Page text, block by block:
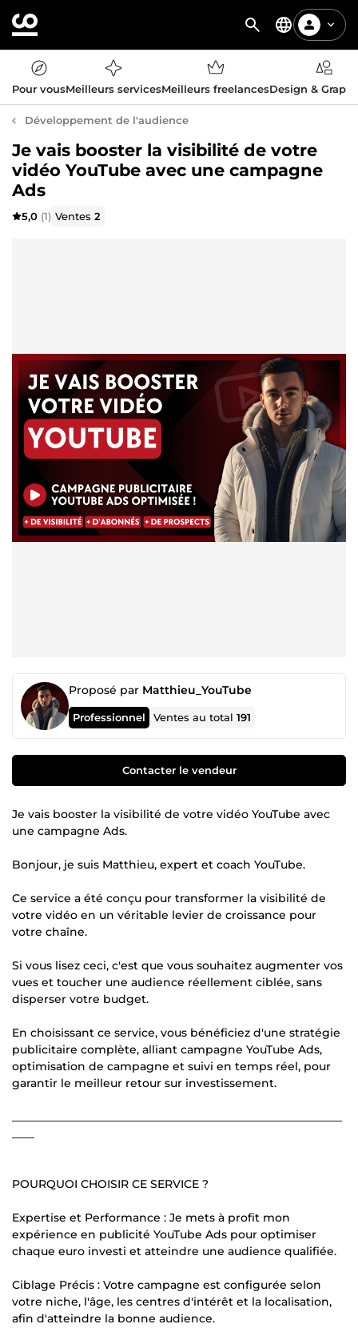
Pour vousMeilleurs servicesMeilleurs freelancesDesign &
Développement de l'audience
Je vais booster la visibilité de votre
vidéo YouTube avec une campagne
Ads
5,0 (1) Ventes2
Proposé par Matthieu_YouTube
Professionnel Ventes au total191
Contacter le vendeur
Je vais booster la visibilité de votre vidéo YouTube avec
une campagne Ads.
Bonjour, je suis Matthieu, expert et coach YouTube.
Ce service a été conçu pour transformer la visibilité de
votre vidéo en un véritable levier de croissance pour
votre chaîne.
Si vous lisez ceci, c'est que vous souhaitez augmenter vos
vues et toucher une audience réellement ciblée, sans
disperser votre budget.
En choisissant ce service, vous bénéficiez d'une stratégie
publicitaire complète, alliant campagne YouTube Ads,
optimisation de campagne et suivi en temps réel, pour
garantir le meilleur retour sur investissement.
POURQUOI CHOISIR CE SERVICE ?
Expertise et Performance : Je mets à profit mon
expérience en publicité YouTube Ads pour optimiser
chaque euro investi et atteindre une audience qualifiée.
Ciblage Précis : Votre campagne est configurée selon
votre niche, l'âge, les centres d'intérêt et la localisation,
afin d'atteindre la bonne audience.